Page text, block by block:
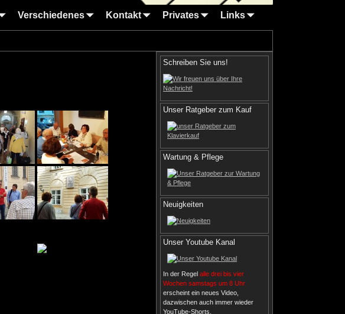
Verschiedenes Kontakt Privates Links
Schreiben Sie uns!
Unser Ratgeber zum Kauf
Wartung & Pflege
Neuigkeiten
Unser Youtube Kanal
In der Regel alle drei bis vier
Wochen samstags um 8 Uhr
erscheint ein neues Video,
dazwischen auch immer wieder
YouTube-Shorts.